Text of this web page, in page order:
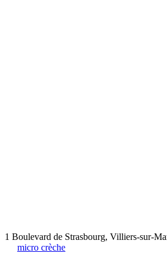
1 Boulevard de Strasbourg, Villiers-sur-
micro crèche